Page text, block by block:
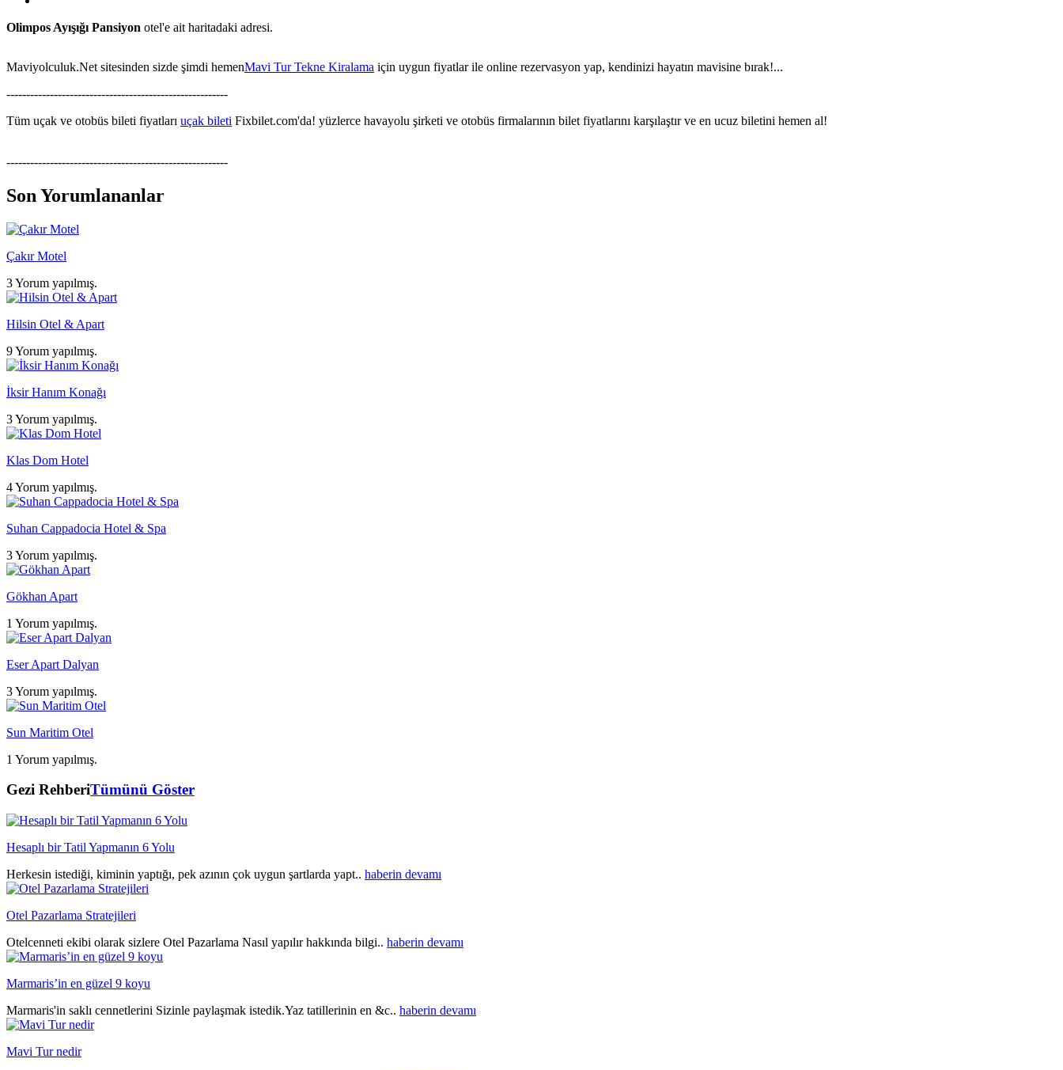
Olimpos Ayışığı Pansiyon otel'e ait haritadaki adresi.
Maviyolculuk.Net sitesinden sizde şimdi hemenMavi Tur Tekne Kiralama için uygun fiyatlar ile online rezervasyon yap, kendinizi hayatın mavisine bırak!...
--------------------------------------------------------
Tüm uçak ve otobüs bileti fiyatları uçak bileti Fixbilet.com'da! yüzlerce havayolu şirketi ve otobüs firmalarının bilet fiyatlarını karşılaştır ve en ucuz biletini hemen al!
--------------------------------------------------------
Son Yorumlananlar
Çakır Motel
3 Yorum yapılmış.
Hilsin Otel & Apart
9 Yorum yapılmış.
İksir Hanım Konağı
3 Yorum yapılmış.
Klas Dom Hotel
4 Yorum yapılmış.
Suhan Cappadocia Hotel & Spa
3 Yorum yapılmış.
Gökhan Apart
1 Yorum yapılmış.
Eser Apart Dalyan
3 Yorum yapılmış.
Sun Maritim Otel
1 Yorum yapılmış.
Gezi RehberiTümünü Göster
Hesaplı bir Tatil Yapmanın 6 Yolu
Herkesin istediği, kiminin yaptığı, pek azının çok uygun şartlarda yapt.. haberin devamı
Otel Pazarlama Stratejileri
Otelcenneti ekibi olarak sizlere Otel Pazarlama Nasıl yapılır hakkında bilgi.. haberin devamı
Marmaris’in en güzel 9 koyu
Marmaris'in saklı cennetlerini Sizinle paylaşmak istedik.Yaz tatillerinin en &c.. haberin devamı
Mavi Tur nedir